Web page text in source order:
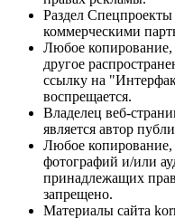
Раздел Спецпроекты
коммерческими
Любое копирование,
другое
ссылку на
воспрещается.
Владелец веб-
является автор
Любое копирование,
фотографий и/или
принадлежащих
запрещено.
Материалы сайта